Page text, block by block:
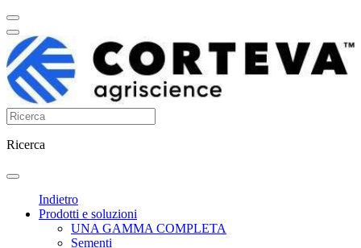
Ricerca
Indietro
Prodotti e soluzioni
UNA GAMMA COMPLETA
Sementi